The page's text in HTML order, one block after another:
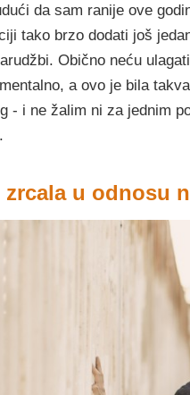
da sam ranije ove
tako brzo dodati još
Obično neću
a ovo je bila
- i ne žalim ni za jednim
zrcala u odnosu